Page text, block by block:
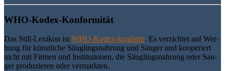
WHO-Kodex-Kon­for­mi­tät
Das Still-Lexi­kon ist WHO-Kodex-kon­form. Es ver­zich­tet auf Wer­
bung für künst­li­che Säug­lings­nah­rung und Sau­ger und koope­riert
nicht mit Fir­men und Insti­tu­tio­nen, die Säug­lings­nah­rung oder Sau­
ger pro­du­zie­ren oder vermarkten.